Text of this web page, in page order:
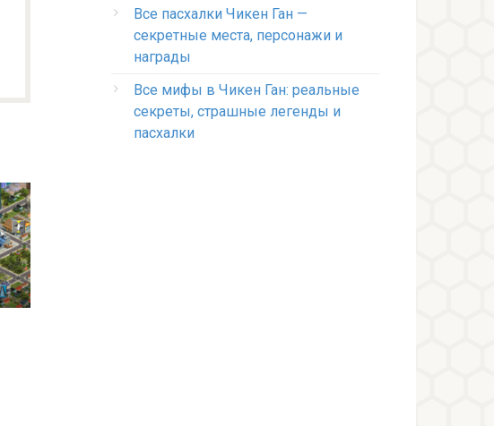
Все пасхалки Чикен Ган —
секретные места, персонажи и
награды
Все мифы в Чикен Ган: реальные
секреты, страшные легенды и
пасхалки